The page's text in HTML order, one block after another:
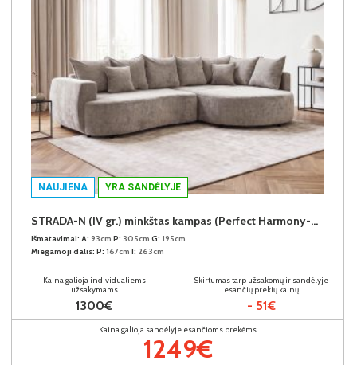
NAUJIENA YRA SANDĖLYJE
STRADA-N (IV gr.) minkštas kampas (Perfect Harmony-04) D
Išmatavimai: A: 93cm P: 305cm G: 195cm
Miegamoji dalis: P: 167cm I: 263cm
Kaina galioja individualiems
užsakymams
1300€
Skirtumas tarp užsakomų ir sandėlyje
esančių prekių kainų
- 51€
Kaina galioja sandėlyje esančioms prekėms
1249€